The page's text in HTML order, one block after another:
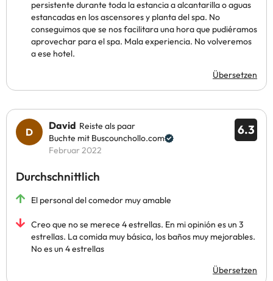
persistente durante toda la estancia a alcantarilla o aguas
estancadas en los ascensores y planta del spa. No
conseguimos que se nos facilitara una hora que pudiéramos
aprovechar para el spa. Mala experiencia. No volveremos
a ese hotel.
Übersetzen
6.3
David Reiste als paar
Buchte mit Buscounchollo.com
Februar 2022
Durchschnittlich
El personal del comedor muy amable
Creo que no se merece 4 estrellas. En mi opinión es un 3
estrellas. La comida muy básica, los baños muy mejorables.
No es un 4 estrellas
Übersetzen